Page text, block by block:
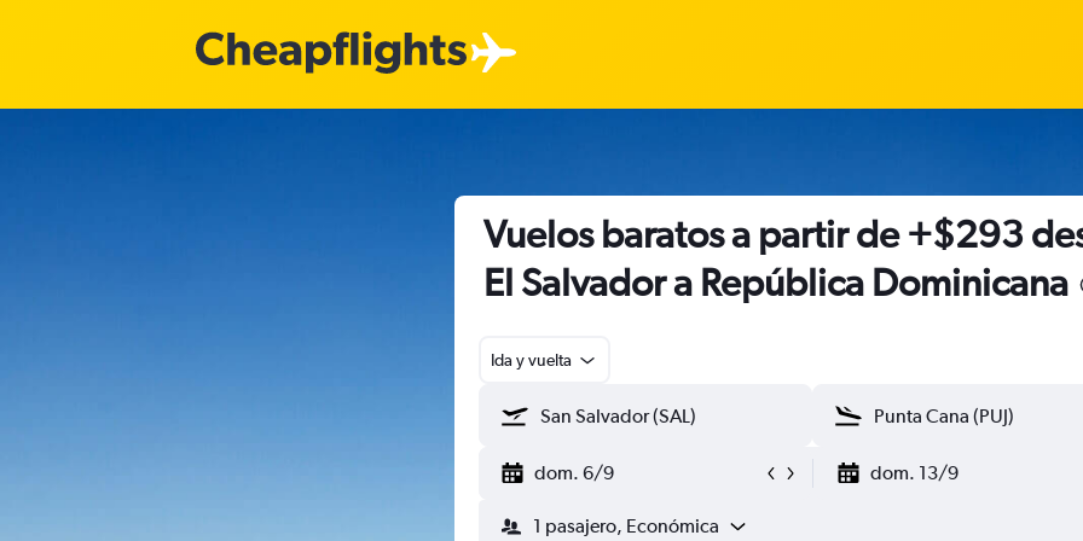
Vuelos baratos a partir de +$293
El Salvador a República Dominicana
Ida y vuelta
dom. 6/9 dom. 13/9
1 pasajero, Económica